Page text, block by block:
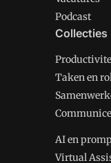
Podcast
Collecties
Taken en
AI en
Virtual